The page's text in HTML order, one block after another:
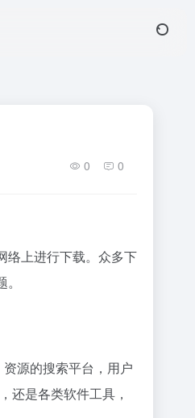
0 0
络上进行下载。众多下
资源的搜索平台，用户
还是各类软件工具，